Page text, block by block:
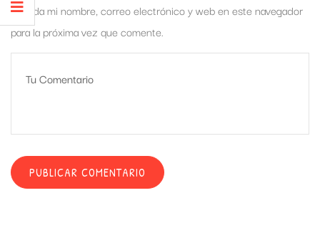
Guarda mi nombre, correo electrónico y web en este navegador
para la próxima vez que comente.